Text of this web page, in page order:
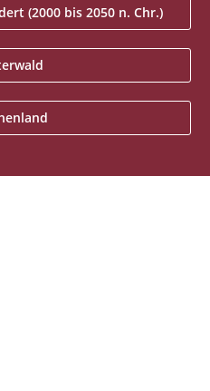
(2000 bis 2050 n. Chr.)